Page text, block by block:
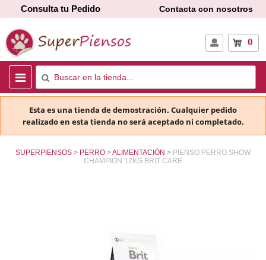
Consulta tu Pedido Contacta con nosotros
0
Esta es una tienda de demostración. Cualquier pedido
realizado en esta tienda no será aceptado ni completado.
SUPERPIENSOS PERRO ALIMENTACIÓN
PIENSO PERRO SHOW
CHAMPION 12KG BRIT CARE